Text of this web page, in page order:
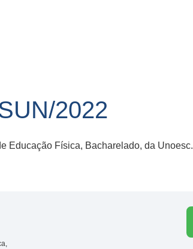
2022
Educação Física, Bacharelado, da Unoesc.